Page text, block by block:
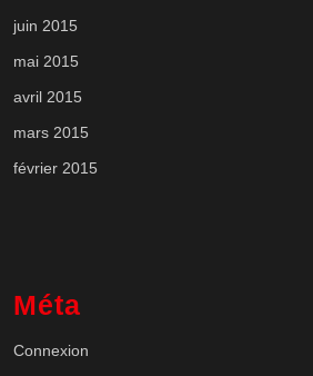
juin 2015
mai 2015
avril 2015
mars 2015
février 2015
Méta
Connexion